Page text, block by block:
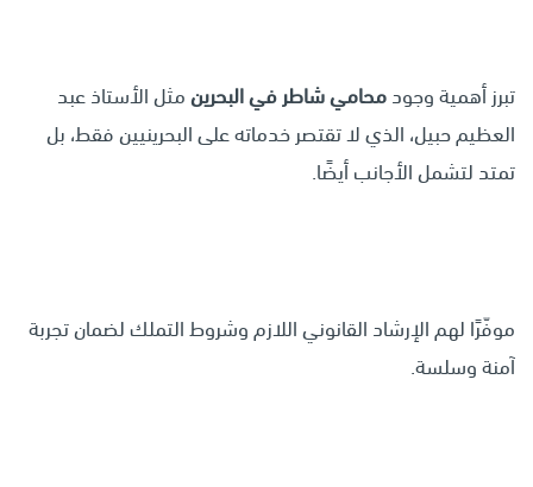
تبرز أهمية وجودمحامي شاطر في البحرينمثل الأستاذ عبد
العظيم حبيل، الذي لا تقتصر خدماته على البحرينيين فقط، بل
تمتد لتشمل الأجانب أيضًا.
موفّرًا لهم الإرشاد القانوني اللازم وشروط التملك لضمان تجربة
آمنة وسلسة.